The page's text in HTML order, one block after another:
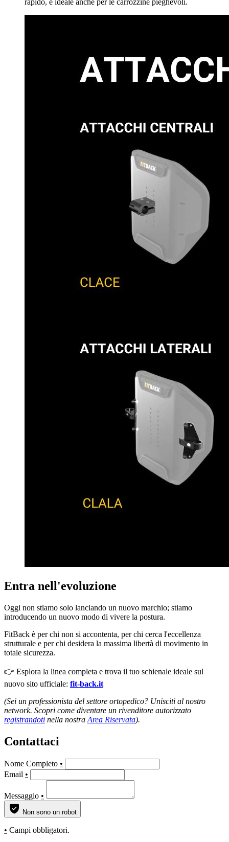
rapido, è ideale anche per le carrozzine pieghevoli.
Entra nell'evoluzione
Oggi non stiamo solo lanciando un nuovo marchio; stiamo
introducendo un nuovo modo di vivere la postura.
FitBack è per chi non si accontenta, per chi cerca l'eccellenza
strutturale e per chi desidera la massima libertà di movimento in
totale sicurezza.
👉 Esplora la linea completa e trova il tuo schienale ideale sul
nuovo sito ufficiale: fit-back.it
(Sei un professionista del settore ortopedico? Unisciti al nostro
network. Scopri come diventare un rivenditore autorizzato
registrandoti nella nostra Area Riservata).
Contattaci
Nome Completo •
Email •
Messaggio •
Non sono un robot
• Campi obbligatori.